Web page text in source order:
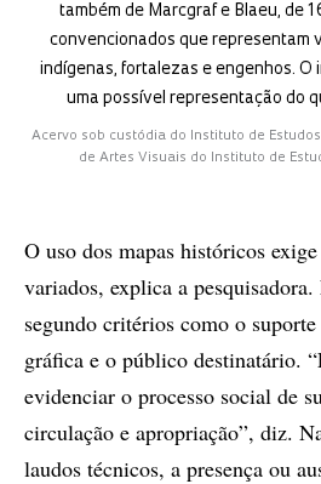
também de Marcgraf e Blaeu, de
convencionados que representam
indígenas, fortalezas e engenhos. O
uma possível representação do
Acervo sob custódia do Instituto de
de Artes Visuais do Instituto de
O uso dos mapas históricos
variados, explica a
segundo critérios como o
gráfica e o público destinatário.
evidenciar o processo social de
circulação e apropriação”, diz.
laudos técnicos, a presença ou